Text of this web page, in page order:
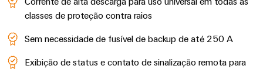
classes de proteção contra raios
Sem necessidade de fusível de backup de até 250 A
Exibição de status e contato de sinalização remota para